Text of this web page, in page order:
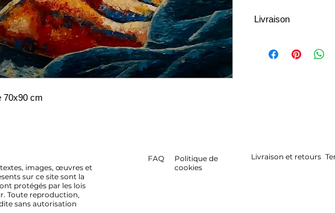
70x90 cm
Livraison
internationale. Les
FAQ
Politique de
cookies
Livraison et retours
images, œuvres et
sur ce site sont la
protégés par les lois
Toute reproduction,
sans autorisation